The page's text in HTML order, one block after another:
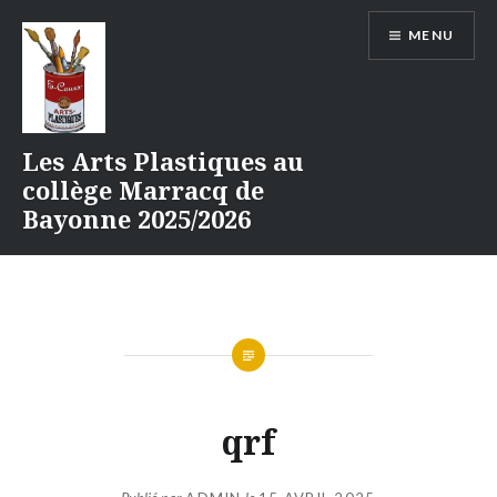
contenu
Les Arts Plastiques au
collège Marracq de
Bayonne 2025/2026
MENU
qrf